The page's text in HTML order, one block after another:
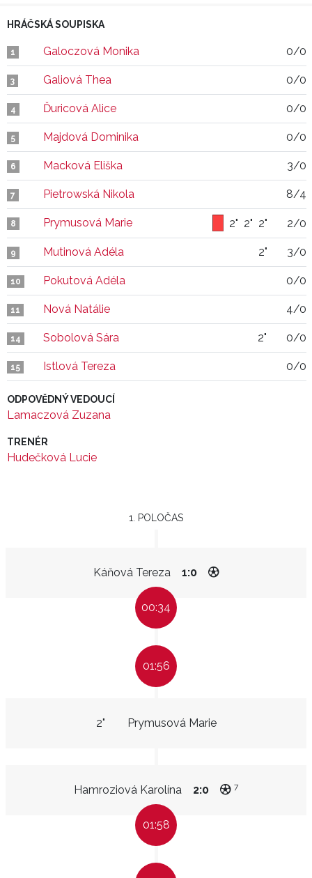
HRÁČSKÁ SOUPISKA
1 Galoczová Monika 0/0
3 Galiová Thea 0/0
4 Ďuricová Alice 0/0
5 Majdová Dominika 0/0
6 Macková Eliška 3/0
7 Pietrowská Nikola 8/4
8 Prymusová Marie 2" 2" 2" 2/0
9 Mutinová Adéla 2" 3/0
10 Pokutová Adéla 0/0
11 Nová Natálie 4/0
14 Sobolová Sára 2" 0/0
15 Istlová Tereza 0/0
ODPOVĚDNÝ VEDOUCÍ
Lamaczová Zuzana
TRENÉR
Hudečková Lucie
1. POLOČAS
Káňová Tereza 1:0
00:34
01:56
Prymusová Marie
2"
Hamroziová Karolína 2:0 7
01:58